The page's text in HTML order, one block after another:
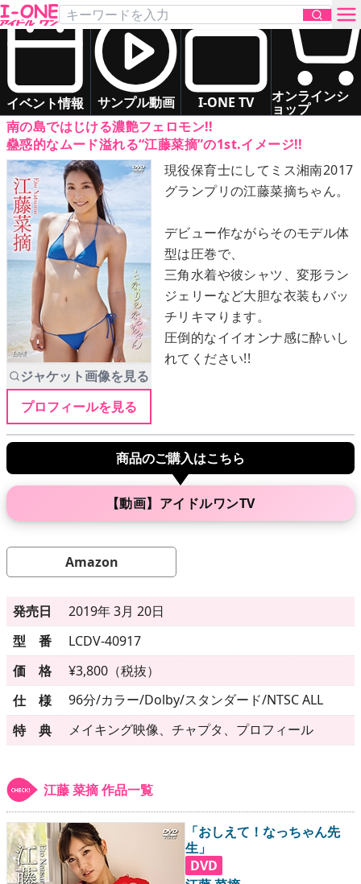
イベント情報 サンプル動画 I-ONE TV オンラインシ
ョップ
お問い合わせ
TOP
DVD
Blu-ray
サンプル動画
イベント情報
アイドル一覧
▶制作中
▶発売年月日
ご利用ガイド
▶ 更新情報
▶ よくあるご質問
▶会社概要
▶お問い合わせフォーム
江藤 菜摘
「となりのなっちゃん」
DVD
スレンダー
清楚系
南の島ではじける濃艶フェロモン!!
蠱惑的なムード溢れる“江藤菜摘”の1st.イメージ!!
ジャケット画像を見る
プロフィールを見る
現役保育士にしてミス湘南2017
グランプリの江藤菜摘ちゃん。
デビュー作ながらそのモデル体
型は圧巻で、
三角水着や彼シャツ、変形ラン
ジェリーなど大胆な衣装もバッ
チリキマります。
圧倒的なイイオンナ感に酔いし
れてください!!
商品のご購入はこちら
【動画】アイドルワンTV
Amazon
発売日
2019年 3月 20日
型 番
LCDV-40917
価 格
¥3,800（税抜）
仕 様
96分/カラー/Dolby/スタンダード/NTSC ALL
特 典
メイキング映像、チャプタ、プロフィール
江藤 菜摘 作品一覧
「おしえて！なっちゃん先
生」
DVD